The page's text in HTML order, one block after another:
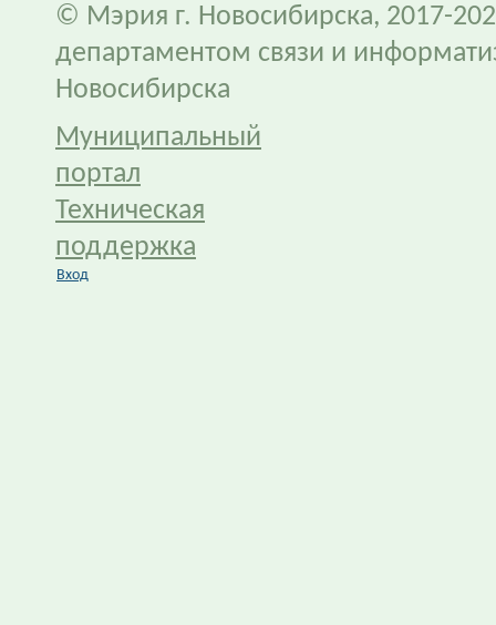
© Мэрия г. Новосибирска, 2017-
департаментом связи и
Новосибирска
Муниципальный
портал
Техническая
поддержка
Вход